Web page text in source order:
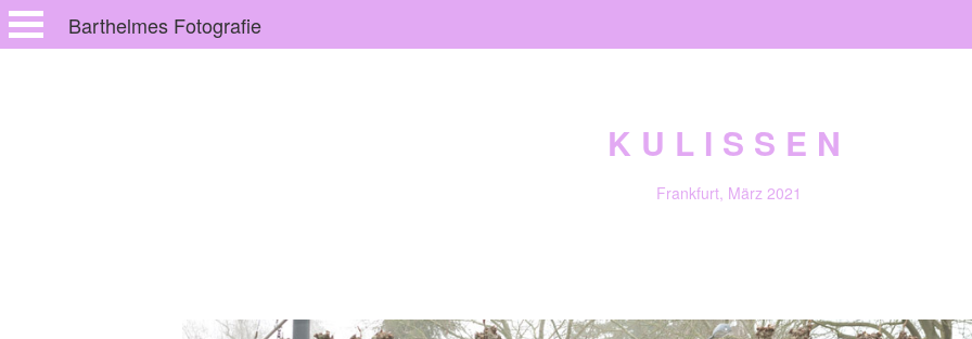
Barthelmes Fotografie
KULISSEN
Frankfurt, März 2021